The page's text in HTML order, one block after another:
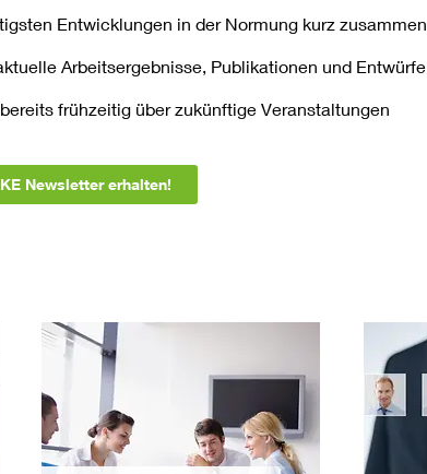
Entwicklungen in der Normung kurz zusammen
Arbeitsergebnisse, Publikationen und Entwürfe
frühzeitig über zukünftige Veranstaltungen
Newsletter erhalten!